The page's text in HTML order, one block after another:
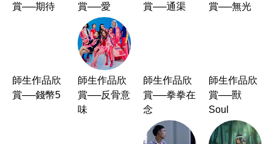
賞──期待
賞──愛
賞──通渠
賞──無光
師生作品欣
賞──錢幣5
師生作品欣
賞──反骨意
味
師生作品欣
賞──拳拳在
念
師生作品欣
賞──獸
Soul